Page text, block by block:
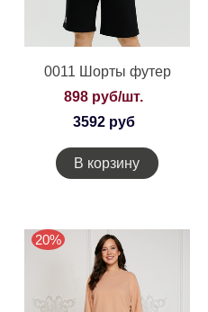
0011 Шорты футер
898 руб/шт.
3592 руб
В корзину
20%